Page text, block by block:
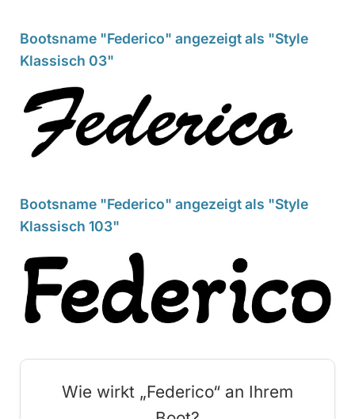
Bootsname "Federico" angezeigt als "Style
Klassisch 03"
Bootsname "Federico" angezeigt als "Style
Klassisch 103"
Wie wirkt „Federico“ an Ihrem